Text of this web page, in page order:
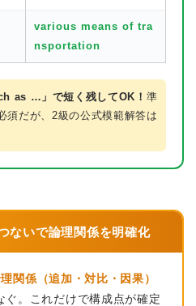
various means of tra
nsportation
as …」で短く残してOK！ 準
須だが、2級の公式模範解答は
ないで論理関係を明確化
関係（追加・対比・因果）
ぐ。これだけで構成点が確定